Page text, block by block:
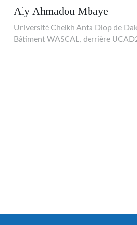
Aly Ahmadou Mbaye
Université Cheikh Anta Diop de
Bâtiment WASCAL, derrière